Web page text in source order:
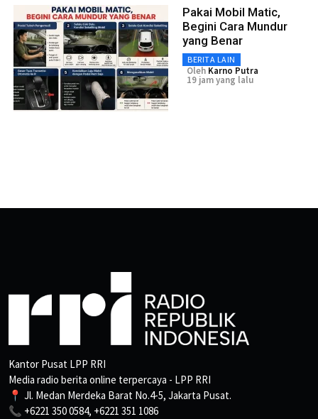
Pakai Mobil Matic,
Begini Cara Mundur
yang Benar
BERITA LAIN
Oleh Karno Putra
19 jam yang lalu
Kantor Pusat LPP RRI
Media radio berita online terpercaya - LPP RRI
📍 Jl. Medan Merdeka Barat No.4-5, Jakarta Pusat.
📞 +6221 350 0584, +6221 351 1086